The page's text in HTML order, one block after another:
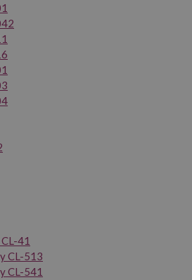
41
CL-513
CL-541